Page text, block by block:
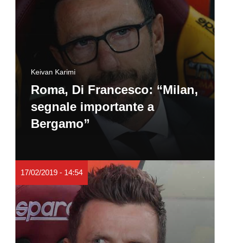
Keivan Karimi
Roma, Di Francesco: “Milan,
segnale importante a
Bergamo”
17/02/2019 - 14:54